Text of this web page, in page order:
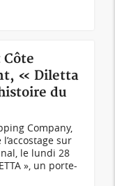
« Diletta
du
Company,
sur
le lundi 28
», un porte-